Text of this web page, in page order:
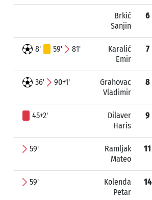
Brkić
Sanjin
6
8' 59' 81'
Karalić
Emir
7
36' 90+1'
Grahovac
Vladimir
8
45+2'
Dilaver
Haris
9
59'
Ramljak
Mateo
11
59'
Kolenda
Petar
14